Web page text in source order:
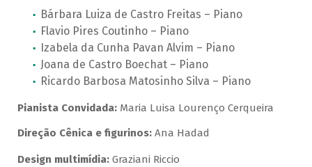
Bárbara Luiza de Castro Freitas – Piano
Flavio Pires Coutinho – Piano
Izabela da Cunha Pavan Alvim – Piano
Joana de Castro Boechat – Piano
Ricardo Barbosa Matosinho Silva – Piano
Pianista Convidada: Maria Luisa Lourenço Cerqueira
Direção Cênica e figurinos:Ana Hadad
Design multimídia:Graziani Riccio